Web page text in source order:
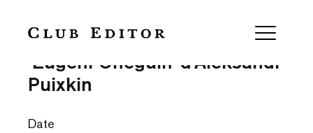
Any nou rus a l’Horiginal —
‘Eugeni Oneguin’ d’Aleksandr
Puixkin
Date